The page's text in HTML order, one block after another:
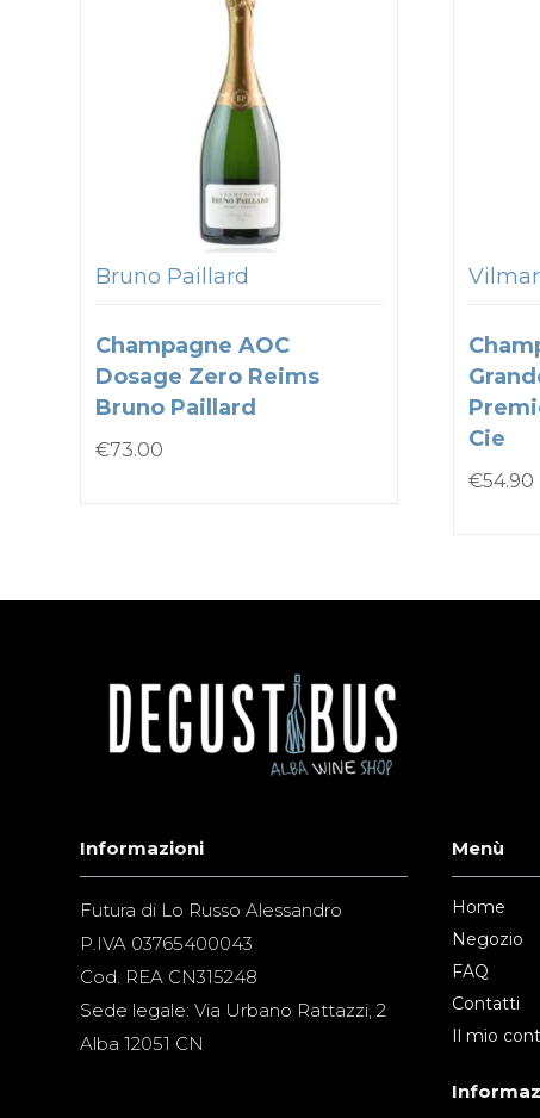
Bruno Paillard
Champagne AOC
Dosage Zero Reims
Bruno Paillard
€73.00
Cie
€54.90
Informazioni
Futura di Lo Russo Alessandro
P.IVA 03765400043
Cod. REA CN315248
Sede legale: Via Urbano Rattazzi, 2
Alba 12051 CN
Menù
Home
Negozio
FAQ
Contatti
Il mio